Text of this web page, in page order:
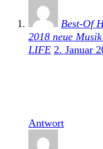
Best-Of
2018 neue
LIFE 2. Januar
Antwort